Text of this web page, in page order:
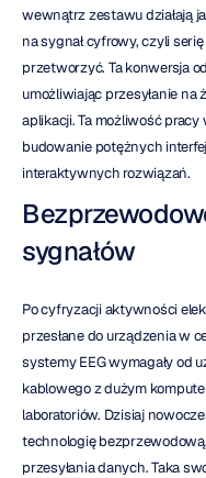
wewnątrz zestawu działają
na sygnał cyfrowy, czyli
przetworzyć. Ta konwersja
umożliwiając przesyłanie
aplikacji. Ta możliwość
budowanie potężnych
interaktywnych rozwiązań.
sygnałów
Po cyfryzacji aktywności
przesłane do urządzenia w
systemy EEG wymagały od
kablowego z dużym
laboratoriów. Dzisiaj
technologię
przesyłania danych. Taka